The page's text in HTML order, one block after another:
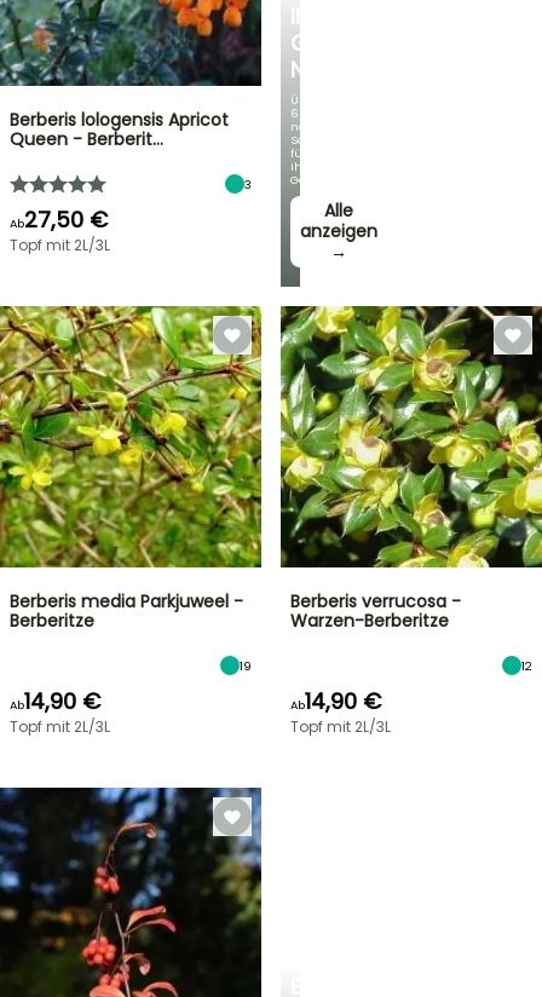
IRIS
GERMANICA
NEUHEITEN
Über
60
neue
Sorten
für
Ihren
Garten!
Alle
anzeigen
→
Berberis lologensis Apricot
Queen - Berberit…
3
Ab27,50 €
Topf mit 2L/3L
Berberis media Parkjuweel -
Berberitze
19
Ab14,90 €
Topf mit 2L/3L
Berberis verrucosa -
Warzen-Berberitze
12
Ab14,90 €
Topf mit 2L/3L